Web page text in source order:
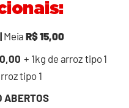
Meia R$ 15,00
+ 1kg de arroz tipo 1
tipo 1
ABERTOS